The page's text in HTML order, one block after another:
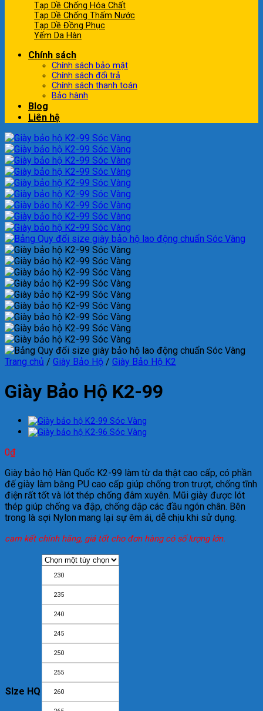
Tạp Dề Chống Hóa Chất
Tạp Dề Chống Thấm Nước
Tạp Dề Đồng Phục
Yếm Da Hàn
Chính sách
Chính sách bảo mật
Chính sách đổi trả
Chính sách thanh toán
Bảo hành
Blog
Liên hệ
Trang chủ / Giày Bảo Hộ / Giày Bảo Hộ K2
Giày Bảo Hộ K2-99
0₫
Giày bảo hộ Hàn Quốc K2-99 làm từ da thật cao cấp, có phần
đế giày làm bằng PU cao cấp giúp chống trơn trượt, chống tĩnh
điện rất tốt và lót thép chống đâm xuyên. Mũi giày được lót
thép giúp chống va đập, chống dập các đầu ngón chân. Bên
trong là sợi Nylon mang lại sự êm ái, dễ chịu khi sử dụng.
cam kết chính hãng, giá tốt cho đơn hàng có số lượng lớn.
SIze HQ
230
235
240
245
250
255
260